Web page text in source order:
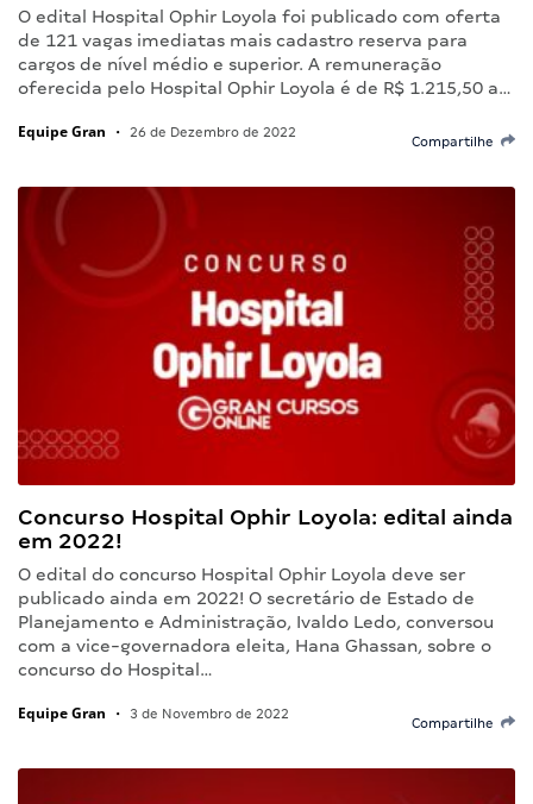
O edital Hospital Ophir Loyola foi publicado com oferta
de 121 vagas imediatas mais cadastro reserva para
cargos de nível médio e superior. A remuneração
oferecida pelo Hospital Ophir Loyola é de R$ 1.215,50 a…
Equipe Gran • 26 de Dezembro de 2022
Compartilhe
Concurso Hospital Ophir Loyola: edital ainda
em 2022!
O edital do concurso Hospital Ophir Loyola deve ser
publicado ainda em 2022! O secretário de Estado de
Planejamento e Administração, Ivaldo Ledo, conversou
com a vice-governadora eleita, Hana Ghassan, sobre o
concurso do Hospital…
Equipe Gran • 3 de Novembro de 2022
Compartilhe